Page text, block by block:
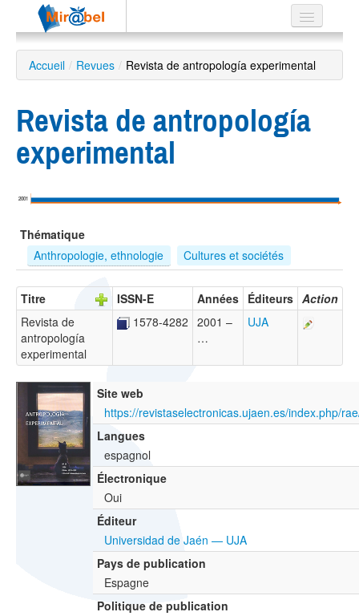
Le réseau
Soutien
Listes
Recherche
EN
ES
?
Accueil / Revues / Revista de antropología experimental
Revista de antropología
experimental
2001
Thématique
Anthropologie, ethnologie
Cultures et sociétés
Titre ISSN-E Années Éditeurs Action
Revista de
antropología
experimental
1578-4282 2001 –
…
UJA
Site web
https://revistaselectronicas.ujaen.es/index.php/
Langues
espagnol
Électronique
Oui
Éditeur
Universidad de Jaén — UJA
Pays de publication
Espagne
Politique de publication